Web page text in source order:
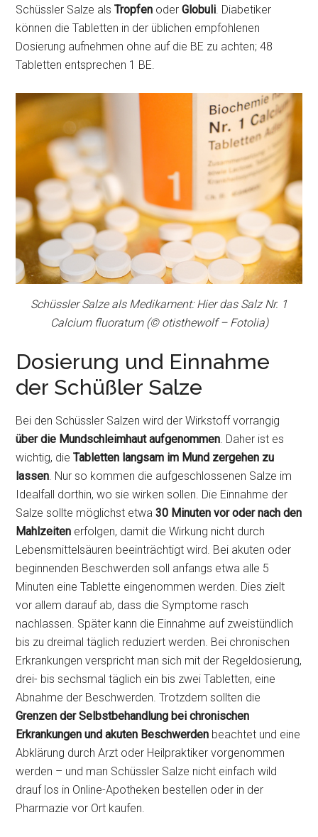
Schüssler Salze alsTropfen oderGlobuli. Diabetiker
können die Tabletten in der üblichen empfohlenen
Dosierung aufnehmen ohne auf die BE zu achten; 48
Tabletten entsprechen 1 BE.
Schüssler Salze als Medikament: Hier das Salz Nr. 1
Calcium fluoratum (© otisthewolf – Fotolia)
Dosierung und Einnahme
der Schüßler Salze
Bei den Schüssler Salzen wird der Wirkstoff vorrangig
über die Mundschleimhaut aufgenommen. Daher ist es
wichtig, dieTabletten langsam im Mund zergehen zu
lassen. Nur so kommen die aufgeschlossenen Salze im
Idealfall dorthin, wo sie wirken sollen. Die Einnahme der
Salze sollte möglichst etwa30 Minuten vor oder nach den
Mahlzeiten erfolgen, damit die Wirkung nicht durch
Lebensmittelsäuren beeinträchtigt wird. Bei akuten oder
beginnenden Beschwerden soll anfangs etwa alle 5
Minuten eine Tablette eingenommen werden. Dies zielt
vor allem darauf ab, dass die Symptome rasch
nachlassen. Später kann die Einnahme auf zweistündlich
bis zu dreimal täglich reduziert werden. Bei chronischen
Erkrankungen verspricht man sich mit der Regeldosierung,
drei- bis sechsmal täglich ein bis zwei Tabletten, eine
Abnahme der Beschwerden. Trotzdem sollten die
Grenzen der Selbstbehandlung bei chronischen
Erkrankungen und akuten Beschwerden beachtet und eine
Abklärung durch Arzt oder Heilpraktiker vorgenommen
werden – und man Schüssler Salze nicht einfach wild
drauf los in Online-Apotheken bestellen oder in der
Pharmazie vor Ort kaufen.